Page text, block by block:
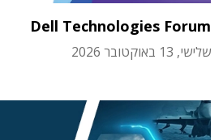
Dell Technologies Forum
שלישי, 13 באוקטובר 2026